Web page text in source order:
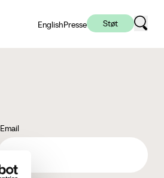
EnglishPresse Støt
Email